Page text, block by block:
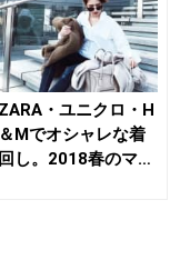
ZARA・ユニクロ・H
＆Mでオシャレな着
回し。2018春のマス